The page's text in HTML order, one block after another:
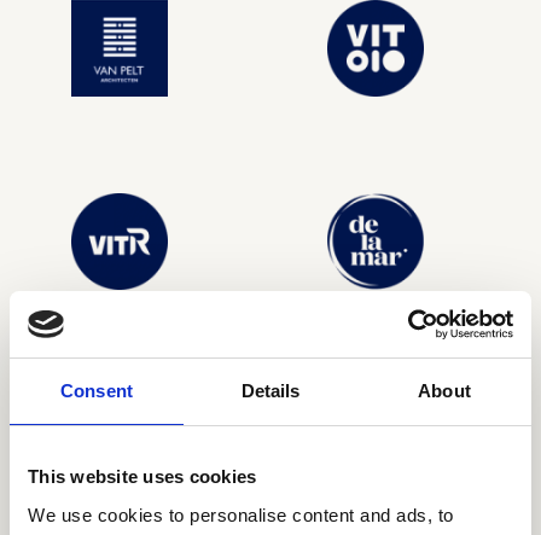
Consent Details About
This website uses cookies
We use cookies to personalise content and ads, to